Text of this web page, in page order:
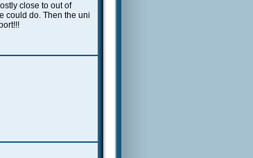
close to out of
could do. Then the uni